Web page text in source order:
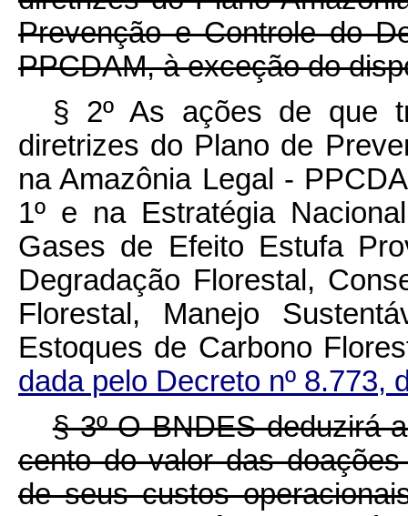
Prevenção e Controle do
PPCDAM, à exceção do
§ 2º As ações de que
diretrizes do Plano de
na Amazônia Legal -
1º e na Estratégia
Gases de Efeito Estufa
Degradação Florestal,
Florestal, Manejo
Estoques de Carbono
dada pelo Decreto nº 8.773,
§ 3º O BNDES deduzirá
cento do valor das
de seus custos